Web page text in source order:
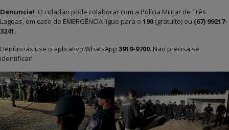
Denuncie! O cidadão pode colaborar com a Polícia Militar de Três
Lagoas, em caso de EMERGÊNCIA ligue para o 190 (gratuito) ou (67) 99217-
3241.
Denúncias use o aplicativo WhatsApp 3919-9700. Não precisa se
identificar!